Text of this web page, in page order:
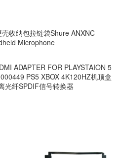
收纳包拉链袋Shure ANXNC
Microphone
ADAPTER FOR PLAYSTAION 5
PS5 XBOX 4K120HZ机顶盒
光纤SPDIF信号转换器